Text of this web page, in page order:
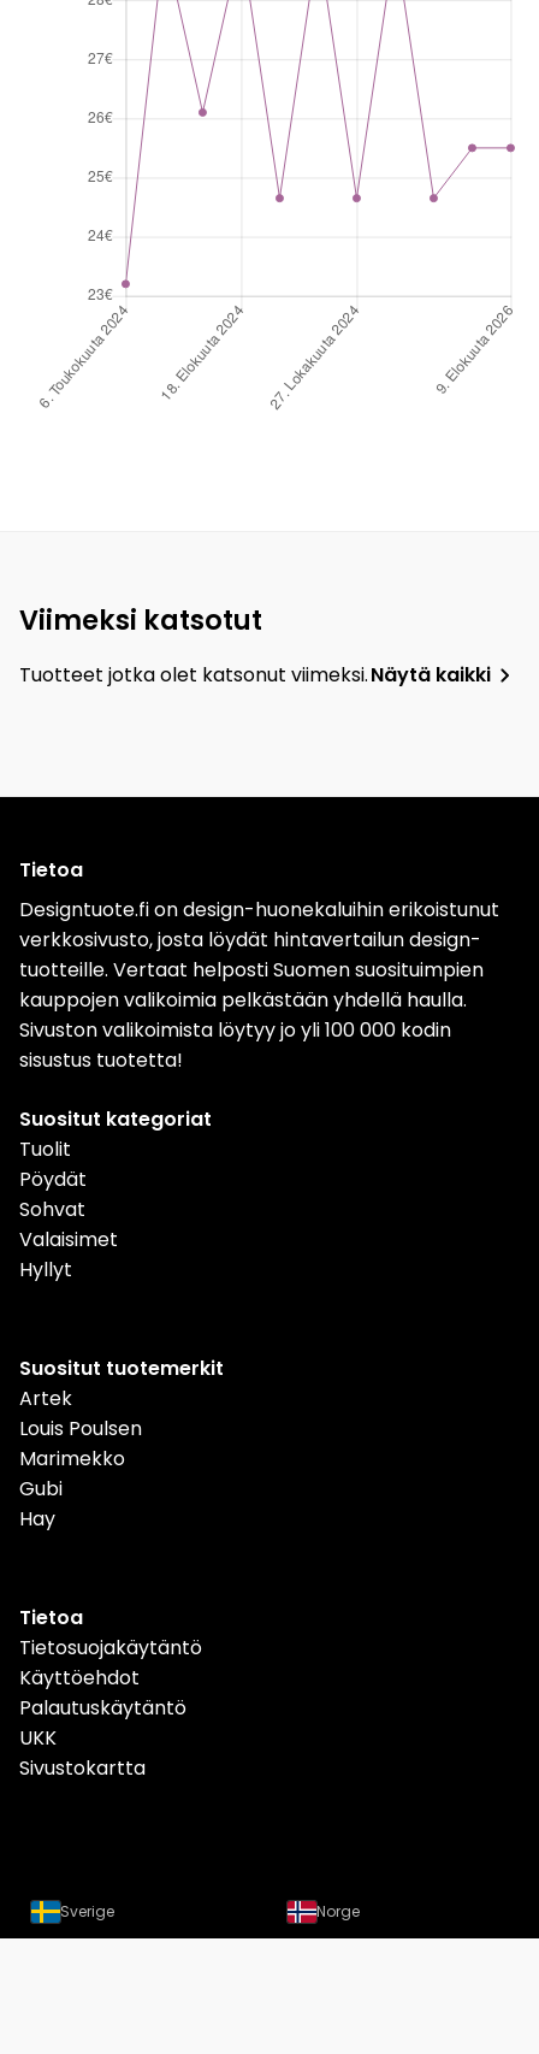
Viimeksi katsotut
Tuotteet jotka olet katsonut viimeksi.Näytä kaikki
Tietoa
Designtuote.fi on design-huonekaluihin erikoistunut
verkkosivusto, josta löydät hintavertailun design-
tuotteille. Vertaat helposti Suomen suosituimpien
kauppojen valikoimia pelkästään yhdellä haulla.
Sivuston valikoimista löytyy jo yli 100 000 kodin
sisustus tuotetta!
Suositut kategoriat
Tuolit
Pöydät
Sohvat
Valaisimet
Hyllyt
Suositut tuotemerkit
Artek
Louis Poulsen
Marimekko
Gubi
Hay
Tietoa
Tietosuojakäytäntö
Käyttöehdot
Palautuskäytäntö
UKK
Sivustokartta
Sverige Norge